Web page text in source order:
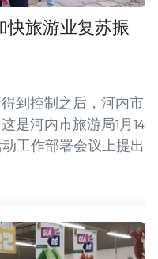
快旅游业复苏振
到控制之后，河内市
是河内市旅游局1月14
工作部署会议上提出